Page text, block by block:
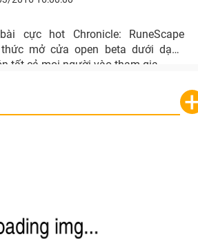
cực hot Chronicle: RuneScape
mở cửa open beta dưới dạng
tất cả mọi người vào tham gia.